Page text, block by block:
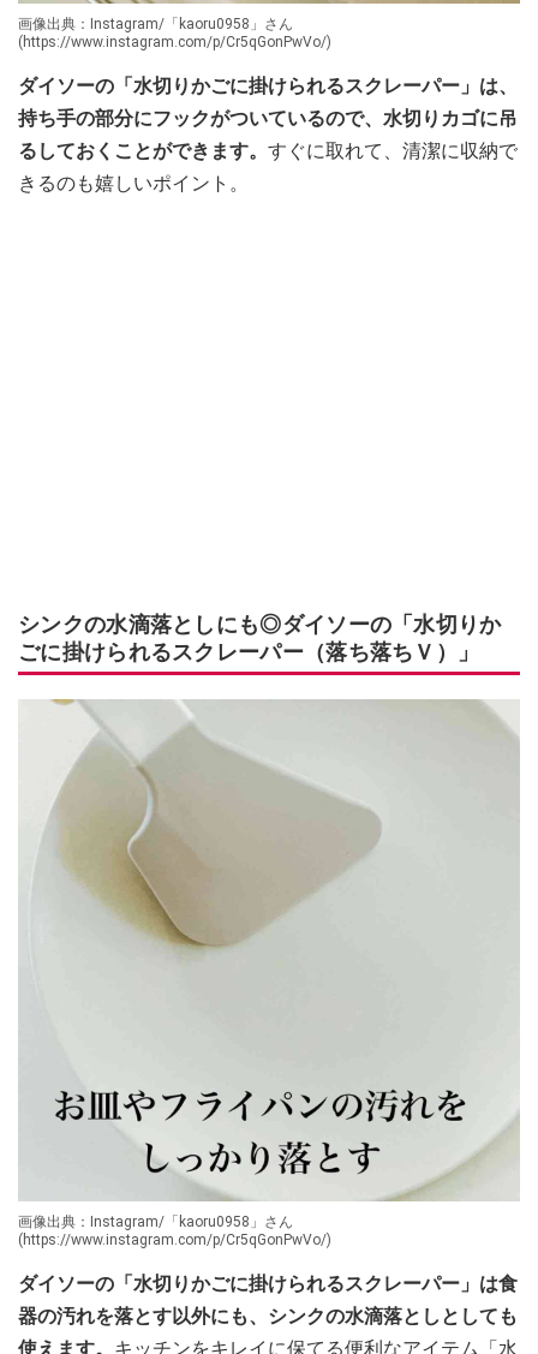
画像出典：Instagram/「kaoru0958」さん
(https://www.instagram.com/p/Cr5qGonPwVo/)
ダイソーの「水切りかごに掛けられるスクレーパー」は、
持ち手の部分にフックがついているので、水切りカゴに吊
るしておくことができます。 すぐに取れて、清潔に収納で
きるのも嬉しいポイント。
シンクの水滴落としにも◎ダイソーの「水切りか
ごに掛けられるスクレーパー（落ち落ちＶ）」
画像出典：Instagram/「kaoru0958」さん
(https://www.instagram.com/p/Cr5qGonPwVo/)
ダイソーの「水切りかごに掛けられるスクレーパー」は食
器の汚れを落とす以外にも、シンクの水滴落としとしても
使えます。 キッチンをキレイに保てる便利なアイテム「水